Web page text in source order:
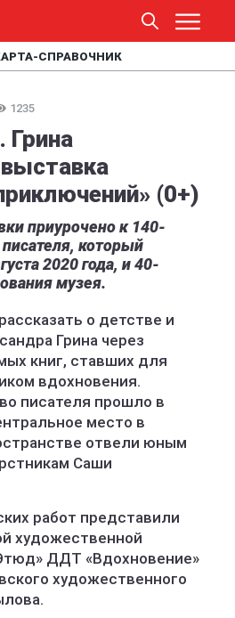
СПРАВОЧНИК
1235
Грина
(0+)
приурочено к 140-
который
2020 года, и 40-
музея.
о детстве и
Грина через
книг, ставших для
вдохновения.
писателя прошло в
место в
отвели юным
Саши
работ представили
художественной
ДДТ «Вдохновение»
художественного